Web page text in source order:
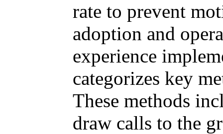
rate to prevent
adoption and
experience
categorizes key
These methods
draw calls to the